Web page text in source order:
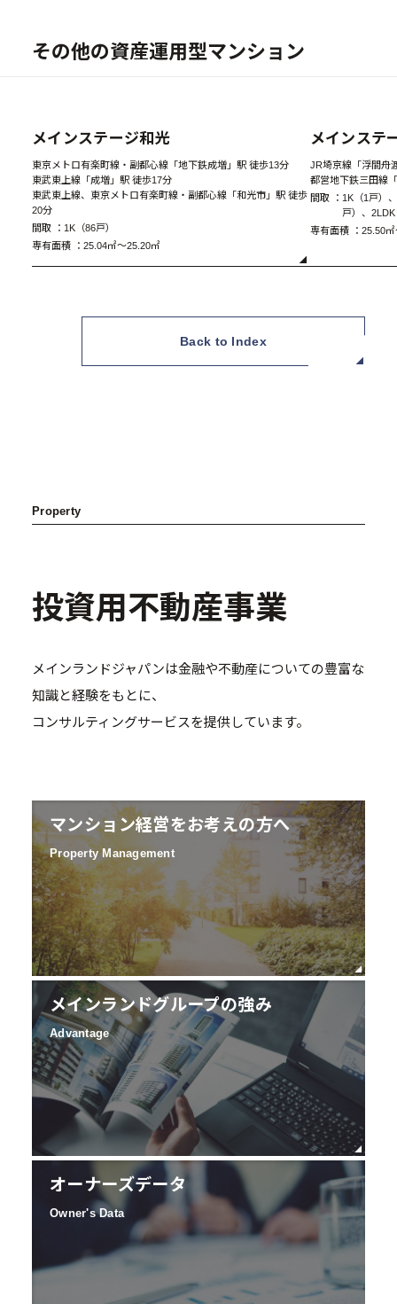
その他の資産運用型マンション
メインステージ和光
東京メトロ有楽町線・副都心線「地下鉄成増」駅 徒歩13分
東武東上線「成増」駅 徒歩17分
東武東上線、東京メトロ有楽町線・副都心線「和光市」駅 徒歩
20分
間取 ： 1K（86戸）
専有面積 ： 25.04㎡～25.20㎡
メインステ
JR埼京線「浮間舟
都営地下鉄三田線
間取 ： 1K（1戸）
戸）、
専有面積 ： 25.50
Back to Index
Property
投資用不動産事業
メインランドジャパンは金融や不動産についての豊富な
知識と経験をもとに、
コンサルティングサービスを提供しています。
マンション経営をお考えの方へ
Property Management
メインランドグループの強み
Advantage
オーナーズデータ
Owner's Data